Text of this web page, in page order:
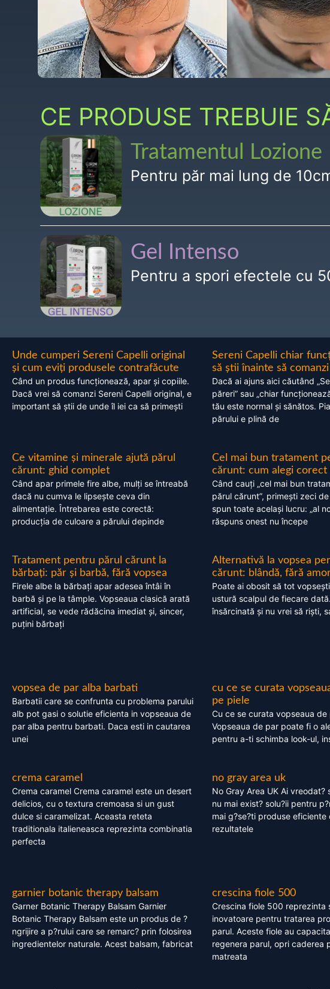
CE PRODUSE TREBUIE
Tratamentul Lozione
Pentru păr mai lung de
Gel Intenso
Pentru a spori efectele cu
Unde cumperi Sereni Capelli original
și cum eviți produsele contrafăcute
Când un produs funcționează, apar și copiile.
Dacă vrei să comanzi Sereni Capelli original, e
important să știi de unde îl iei ca să primești
Sereni Capelli chiar
să știi înainte să comanzi
Dacă ai ajuns aici căutând
păreri” sau „chiar
tău este normal și sănătos.
părului e plină de
Ce vitamine și minerale ajută părul
cărunt: ghid complet
Când apar primele fire albe, mulți se întreabă
dacă nu cumva le lipsește ceva din
alimentație. Întrebarea este corectă:
producția de culoare a părului depinde
Cel mai bun tratament
cărunt: cum alegi corect
Când cauți „cel mai bun
părul cărunt”, primești zeci
spun toate același lucru: „al
răspuns onest nu începe
Tratament pentru părul cărunt la
bărbați: păr și barbă, fără vopsea
Firele albe la bărbați apar adesea întâi în
barbă și pe la tâmple. Vopseaua clasică arată
artificial, se vede rădăcina imediat și, sincer,
puțini bărbați
Alternativă la vopsea
cărunt: blândă, fără
Poate ai obosit să tot
ustură scalpul de fiecare
însărcinată și nu vrei să riști,
vopsea de par alba barbati
Barbatii care se confrunta cu problema parului
alb pot gasi o solutie eficienta in vopseaua de
par alba pentru barbati. Daca esti in cautarea
unei
cu ce se curata
pe piele
Cu ce se curata vopseaua
Vopseaua de par poate fi o
pentru a-ti schimba look-ul,
crema caramel
Crema caramel Crema caramel este un desert
delicios, cu o textura cremoasa si un gust
dulce si caramelizat. Aceasta reteta
traditionala italieneasca reprezinta combinatia
perfecta
no gray area uk
No Gray Area UK Ai vreodat?
nu mai exist? solu?ii pentru
mai g?se?ti produse eficiente
rezultatele
garnier botanic therapy balsam
Garner Botanic Therapy Balsam Garnier
Botanic Therapy Balsam este un produs de ?
ngrijire a p?rului care se remarc? prin folosirea
ingredientelor naturale. Acest balsam, fabricat
crescina fiole 500
Crescina fiole 500 reprezinta
inovatoare pentru tratarea
parul. Aceste fiole au
regenera parul, opri caderea
matreata